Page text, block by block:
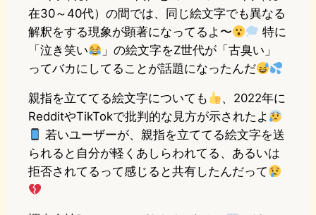
在30～40代）の間では、同じ絵文字でも異なる
解釈をする現象が顕著になってるよ〜
特に
「泣き笑い
」の絵文字をZ世代が「古臭い」
ってバカにしてることが話題になったんだ
親指を立ててる絵文字についても
、2022年に
RedditやTikTokで批判的な見方が示されたよ
若いユーザーが、親指を立ててる絵文字を送
られると自分が軽くあしらわれてる、あるいは
拒否されてるって感じると共有したんだって